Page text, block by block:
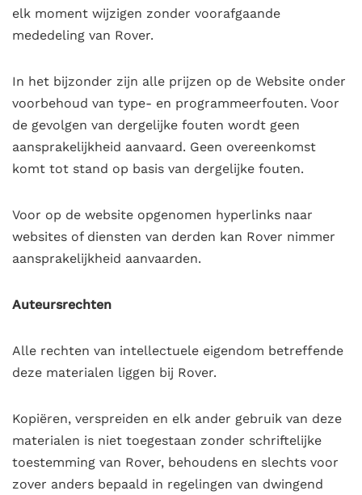
elk moment wijzigen zonder voorafgaande
mededeling van Rover.
In het bijzonder zijn alle prijzen op de Website onder
voorbehoud van type- en programmeerfouten. Voor
de gevolgen van dergelijke fouten wordt geen
aansprakelijkheid aanvaard. Geen overeenkomst
komt tot stand op basis van dergelijke fouten.
Voor op de website opgenomen hyperlinks naar
websites of diensten van derden kan Rover nimmer
aansprakelijkheid aanvaarden.
Auteursrechten
Alle rechten van intellectuele eigendom betreffende
deze materialen liggen bij Rover.
Kopiëren, verspreiden en elk ander gebruik van deze
materialen is niet toegestaan zonder schriftelijke
toestemming van Rover, behoudens en slechts voor
zover anders bepaald in regelingen van dwingend